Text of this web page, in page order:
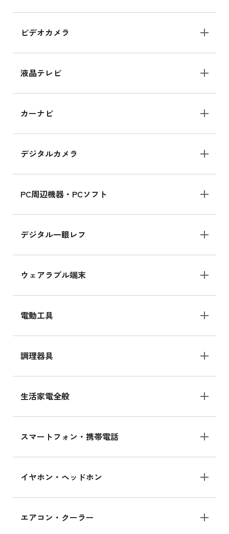
ビデオカメラ
液晶テレビ
カーナビ
デジタルカメラ
PC周辺機器・PCソフト
デジタル一眼レフ
ウェアラブル端末
電動工具
調理器具
生活家電全般
スマートフォン・携帯電話
イヤホン・ヘッドホン
エアコン・クーラー
iPad Air 11インチ の新品買取価格
iPhone 15 128GB シリーズ
iPhone 15 128GB の新品買取価格
MK2K3J/Aの新品買取価格はこちら